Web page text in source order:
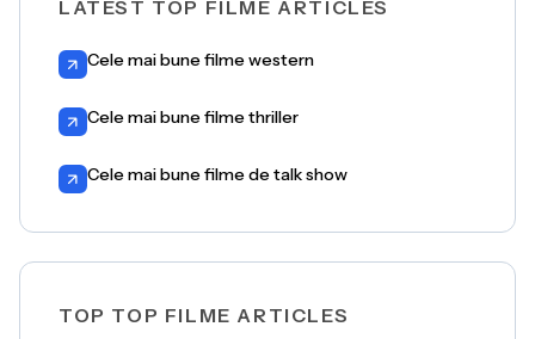
LATEST TOP FILME ARTICLES
Cele mai bune filme western
Cele mai bune filme thriller
Cele mai bune filme de talk show
TOP TOP FILME ARTICLES